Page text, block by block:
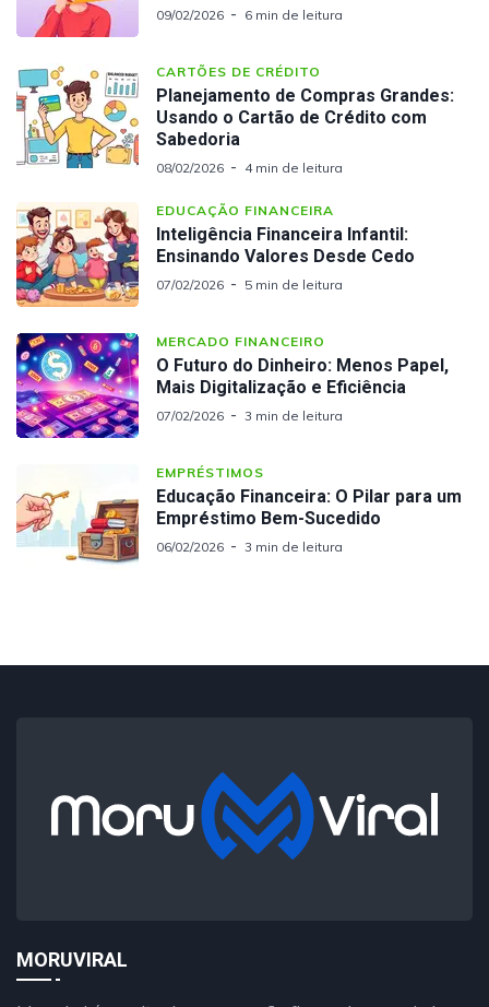
09/02/2026 6 min de leitura
CARTÕES DE CRÉDITO
Planejamento de Compras Grandes:
Usando o Cartão de Crédito com
Sabedoria
08/02/2026 4 min de leitura
EDUCAÇÃO FINANCEIRA
Inteligência Financeira Infantil:
Ensinando Valores Desde Cedo
07/02/2026 5 min de leitura
MERCADO FINANCEIRO
O Futuro do Dinheiro: Menos Papel,
Mais Digitalização e Eficiência
07/02/2026 3 min de leitura
EMPRÉSTIMOS
Educação Financeira: O Pilar para um
Empréstimo Bem-Sucedido
06/02/2026 3 min de leitura
MORUVIRAL